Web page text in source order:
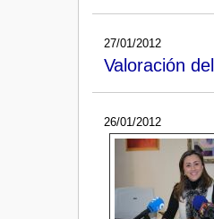
27/01/2012
Valoración
26/01/2012